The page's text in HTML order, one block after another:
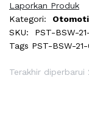
Laporkan Produk
Kategori:
SKU:
PST-BSW-
Tags PST-BSW-
Terakhir diperbarui